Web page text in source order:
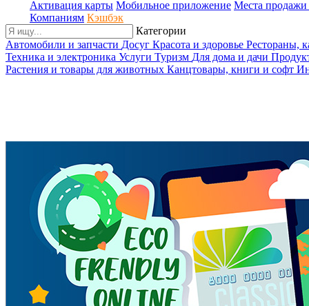
Активация карты Мобильное приложение Места продажи
Компаниям Кэшбэк
Категории
Автомобили и запчасти Досуг Красота и здоровье Рестораны,
Техника и электроника Услуги Туризм Для дома и дачи
Растения и товары для животных Канцтовары, книги и софт